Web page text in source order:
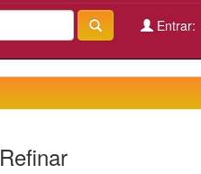
Entrar:
Refinar